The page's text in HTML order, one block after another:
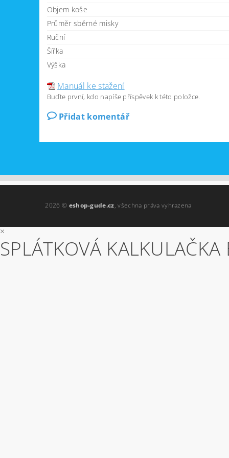
Objem koše
Průměr sběrné misky
Ruční
Šířka
Výška
Manuál ke stažení
Buďte první, kdo napíše příspěvek k této položce.
Přidat komentář
2026 © eshop-gude.cz, všechna práva vyhrazena
×
SPLÁTKOVÁ KALKULAČKA